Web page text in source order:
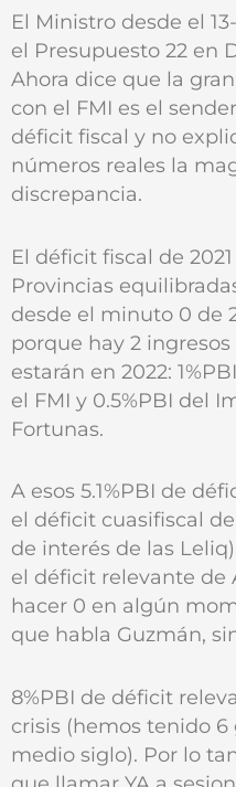
El Ministro desde el
el Presupuesto 22 en
Ahora dice que la
con el FMI es el
déficit fiscal y no
números reales la
discrepancia.
El déficit fiscal de
Provincias
desde el minuto 0 de
porque hay 2
estarán en 2022:
el FMI y 0.5%PBI del
Fortunas.
A esos 5.1%PBI de
el déficit cuasifiscal
de interés de las
el déficit relevante de
hacer 0 en algún
que habla Guzmán,
8%PBI de déficit
crisis (hemos tenido
medio siglo). Por lo